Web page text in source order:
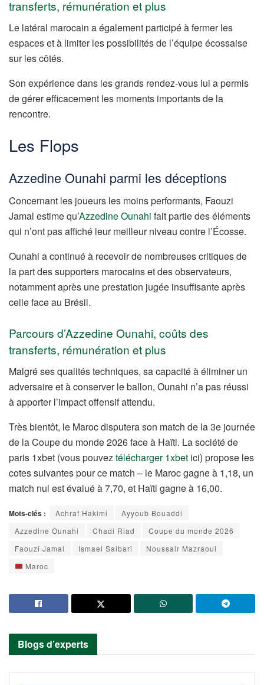
transferts, rémunération et plus
Le latéral marocain a également participé à fermer les
espaces et à limiter les possibilités de l’équipe écossaise
sur les côtés.
Son expérience dans les grands rendez-vous lui a permis
de gérer efficacement les moments importants de la
rencontre.
Les Flops
Azzedine Ounahi parmi les déceptions
Concernant les joueurs les moins performants, Faouzi
Jamal estime qu’Azzedine Ounahi fait partie des éléments
qui n’ont pas affiché leur meilleur niveau contre l’Écosse.
Ounahi a continué à recevoir de nombreuses critiques de
la part des supporters marocains et des observateurs,
notamment après une prestation jugée insuffisante après
celle face au Brésil.
Parcours d’Azzedine Ounahi, coûts des
transferts, rémunération et plus
Malgré ses qualités techniques, sa capacité à éliminer un
adversaire et à conserver le ballon, Ounahi n’a pas réussi
à apporter l’impact offensif attendu.
Très bientôt, le Maroc disputera son match de la 3e journée
de la Coupe du monde 2026 face à Haïti. La société de
paris 1xbet (vous pouveztélécharger 1xbet ici) propose les
cotes suivantes pour ce match – le Maroc gagne à 1,18, un
match nul est évalué à 7,70, et Haïti gagne à 16,00.
Mots-clés : Achraf Hakimi
Ayyoub Bouaddi
Azzedine Ounahi
Chadi Riad
Coupe du monde 2026
Faouzi Jamal
Ismael Saibari
Noussair Mazraoui
Maroc
Blogs d’experts